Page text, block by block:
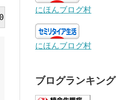
にほんブログ村
にほんブログ村
ブログランキング